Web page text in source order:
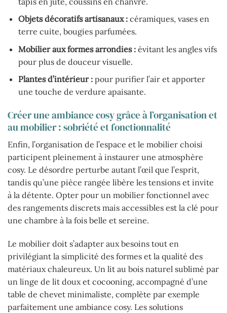
Objets décoratifs artisanaux :céramiques, vases en
terre cuite, bougies parfumées.
Mobilier aux formes arrondies :évitant les angles vifs
pour plus de douceur visuelle.
Plantes d’intérieur :pour purifier l’air et apporter
une touche de verdure apaisante.
Créer une ambiance cosy grâce à l’organisation et
au mobilier : sobriété et fonctionnalité
Enfin, l’organisation de l’espace et le mobilier choisi
participent pleinement à instaurer une atmosphère
cosy. Le désordre perturbe autant l’œil que l’esprit,
tandis qu’une pièce rangée libère les tensions et invite
à la détente. Opter pour un mobilier fonctionnel avec
des rangements discrets mais accessibles est la clé pour
une chambre à la fois belle et sereine.
Le mobilier doit s’adapter aux besoins tout en
privilégiant la simplicité des formes et la qualité des
matériaux chaleureux. Un lit au bois naturel sublimé par
un linge de lit doux et cocooning, accompagné d’une
table de chevet minimaliste, complète par exemple
parfaitement une ambiance cosy. Les solutions